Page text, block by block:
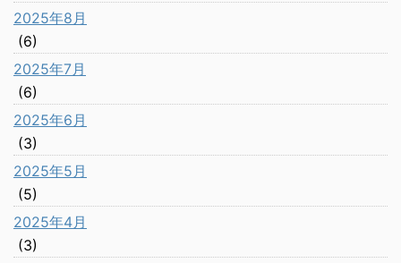
2025年8月
(6)
2025年7月
(6)
2025年6月
(3)
2025年5月
(5)
2025年4月
(3)